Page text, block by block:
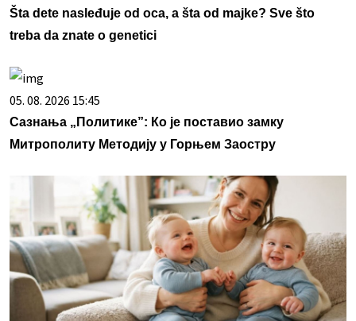
Šta dete nasleđuje od oca, a šta od majke? Sve što
treba da znate o genetici
05. 08. 2026 15:45
Сазнања „Политике”: Ко је поставио замку
Митрополиту Методију у Горњем Заостру